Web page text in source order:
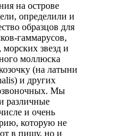
на острове
определили и
образцов для
гаммарусов,
морских звезд и
моллюска
(на латыни
и других
Мы
различные
и очень
которую не
в пищу, но и